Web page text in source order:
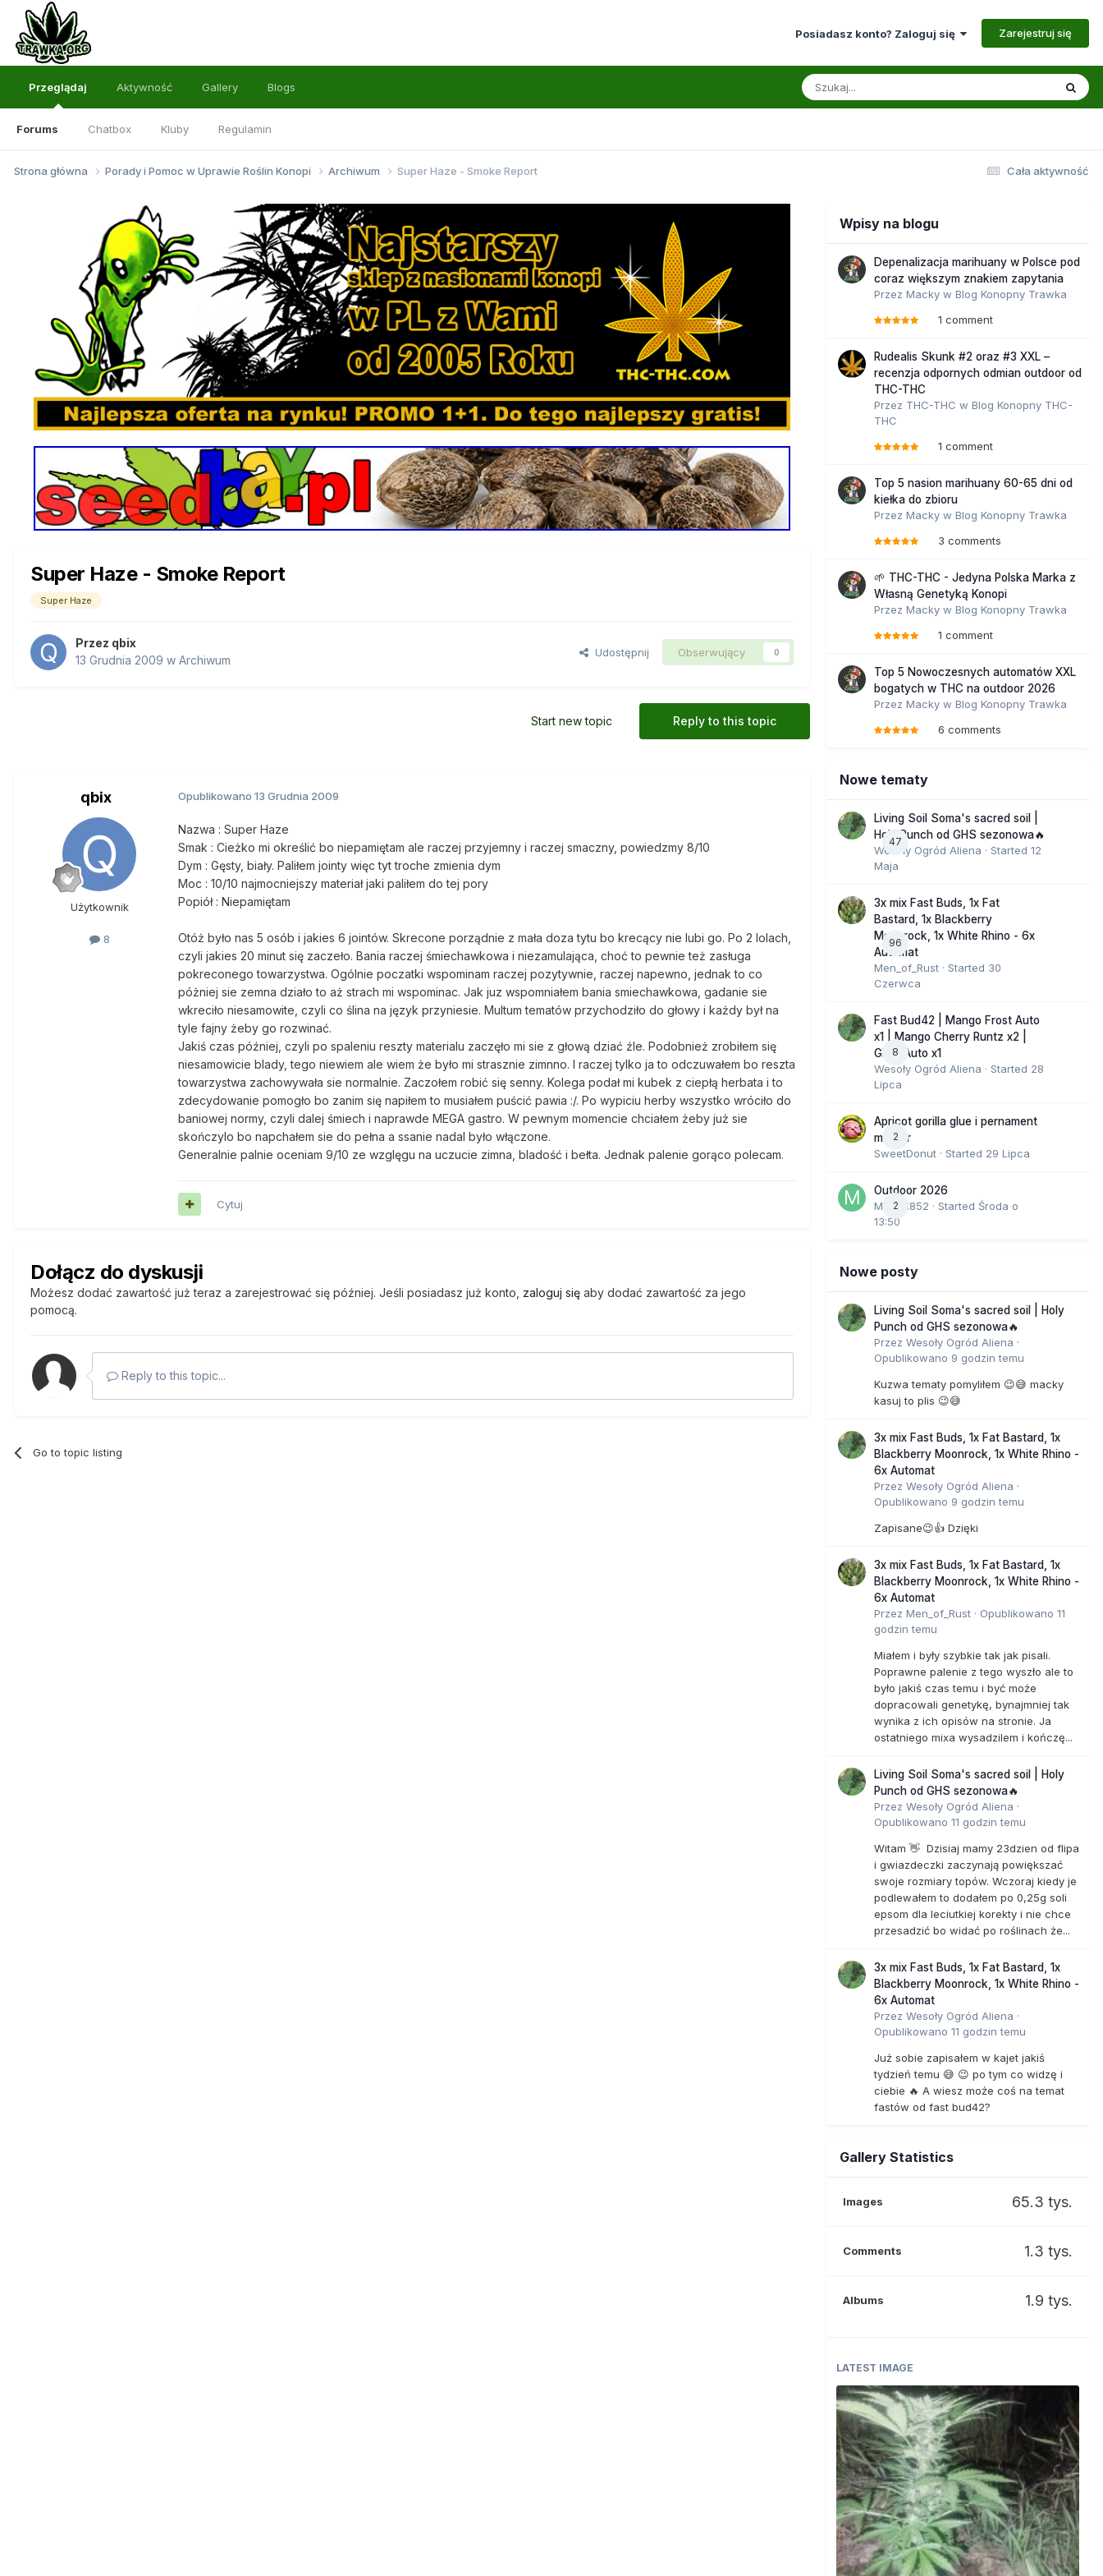
Posiadasz konto? Zaloguj się Zarejestruj się
Przeglądaj
Forums Chatbox Kluby Regulamin
Aktywność Gallery Blogs
Cała aktywność
Strona główna Porady i Pomoc w Uprawie Roślin Konopi Archiwum Super Haze - Smoke Report
Super Haze - Smoke Report
Super Haze
Przez qbix
13 Grudnia 2009 w Archiwum
Udostępnij Obserwujący 0
Reply to this topic
Start new topic
qbix
Użytkownik
8
Opublikowano 13 Grudnia 2009
Nazwa : Super Haze
Smak : Cieżko mi określić bo niepamiętam ale raczej przyjemny i raczej smaczny, powiedzmy 8/10
Dym : Gęsty, biały. Paliłem jointy więc tyt troche zmienia dym
Moc : 10/10 najmocniejszy materiał jaki paliłem do tej pory
Popiół : Niepamiętam
Otóż było nas 5 osób i jakies 6 jointów. Skrecone porządnie z mała doza tytu bo krecący nie lubi go. Po 2 lolach,
czyli jakies 20 minut się zaczeło. Bania raczej śmiechawkowa i niezamulająca, choć to pewnie też zasługa
pokreconego towarzystwa. Ogólnie poczatki wspominam raczej pozytywnie, raczej napewno, jednak to co
póżniej sie zemna działo to aż strach mi wspominac. Jak juz wspomniałem bania smiechawkowa, gadanie sie
wkreciło niesamowite, czyli co ślina na język przyniesie. Multum tematów przychodziło do głowy i każdy był na
tyle fajny żeby go rozwinać.
Jakiś czas później, czyli po spaleniu reszty materialu zaczęło mi sie z głową dziać źle. Podobnież zrobiłem się
niesamowicie blady, tego niewiem ale wiem że było mi strasznie zimnno. I raczej tylko ja to odczuwałem bo reszta
towarzystwa zachowywała sie normalnie. Zaczołem robić się senny. Kolega podał mi kubek z ciepłą herbata i to
zdecydowanie pomogło bo zanim się napiłem to musiałem puścić pawia :/. Po wypiciu herby wszystko wróciło do
baniowej normy, czyli dalej śmiech i naprawde MEGA gastro. W pewnym momencie chciałem żeby już sie
skończylo bo napchałem sie do pełna a ssanie nadal było włączone.
Generalnie palnie oceniam 9/10 ze wzglęgu na uczucie zimna, bladość i bełta. Jednak palenie gorąco polecam.
Cytuj
Dołącz do dyskusji
Możesz dodać zawartość już teraz a zarejestrować się później. Jeśli posiadasz już konto, zaloguj się aby dodać zawartość za jego
pomocą.
Reply to this topic...
Go to topic listing
Wpisy na blogu
Depenalizacja marihuany w Polsce pod
coraz większym znakiem zapytania
Przez Macky w Blog Konopny Trawka
1 comment
Rudealis Skunk #2 oraz #3 XXL –
recenzja odpornych odmian outdoor od
THC-THC
Przez THC-THC w Blog Konopny THC-
THC
1 comment
Top 5 nasion marihuany 60-65 dni od
kiełka do zbioru
Przez Macky w Blog Konopny Trawka
3 comments
🌱 THC-THC - Jedyna Polska Marka z
Własną Genetyką Konopi
Przez Macky w Blog Konopny Trawka
1 comment
Top 5 Nowoczesnych automatów XXL
bogatych w THC na outdoor 2026
Przez Macky w Blog Konopny Trawka
6 comments
Nowe tematy
47
Living Soil Soma's sacred soil |
Holy Punch od GHS sezonowa🔥
Wesoły Ogród Aliena · Started 12
Maja
96
3x mix Fast Buds, 1x Fat
Bastard, 1x Blackberry
Moonrock, 1x White Rhino - 6x
Automat
Men_of_Rust · Started 30
Czerwca
8
Fast Bud42 | Mango Frost Auto
x1 | Mango Cherry Runtz x2 |
GMO Auto x1
Wesoły Ogród Aliena · Started 28
Lipca
2
Apricot gorilla glue i pernament
marker
SweetDonut · Started 29 Lipca
2
Outdoor 2026
Marcel852 · Started Środa o
13:50
Nowe posty
Living Soil Soma's sacred soil | Holy
Punch od GHS sezonowa🔥
Przez Wesoły Ogród Aliena ·
Opublikowano 9 godzin temu
Kuzwa tematy pomyliłem 😉😅 macky
kasuj to plis 😉😅
3x mix Fast Buds, 1x Fat Bastard, 1x
Blackberry Moonrock, 1x White Rhino -
6x Automat
Przez Wesoły Ogród Aliena ·
Opublikowano 9 godzin temu
Zapisane😉👍 Dzięki
3x mix Fast Buds, 1x Fat Bastard, 1x
Blackberry Moonrock, 1x White Rhino -
6x Automat
Przez Men_of_Rust · Opublikowano 11
godzin temu
Miałem i były szybkie tak jak pisali.
Poprawne palenie z tego wyszło ale to
było jakiś czas temu i być może
dopracowali genetykę, bynajmniej tak
wynika z ich opisów na stronie. Ja
ostatniego mixa wysadzilem i kończę...
Living Soil Soma's sacred soil | Holy
Punch od GHS sezonowa🔥
Przez Wesoły Ogród Aliena ·
Opublikowano 11 godzin temu
Witam 👋 Dzisiaj mamy 23dzien od flipa
i gwiazdeczki zaczynają powiększać
swoje rozmiary topów. Wczoraj kiedy je
podlewałem to dodałem po 0,25g soli
epsom dla leciutkiej korekty i nie chce
przesadzić bo widać po roślinach że...
3x mix Fast Buds, 1x Fat Bastard, 1x
Blackberry Moonrock, 1x White Rhino -
6x Automat
Przez Wesoły Ogród Aliena ·
Opublikowano 11 godzin temu
Już sobie zapisałem w kajet jakiś
tydzień temu 😅 😉 po tym co widzę i
ciebie 🔥 A wiesz może coś na temat
fastów od fast bud42?
Gallery Statistics
Images 65.3 tys.
Comments 1.3 tys.
Albums 1.9 tys.
LATEST IMAGE